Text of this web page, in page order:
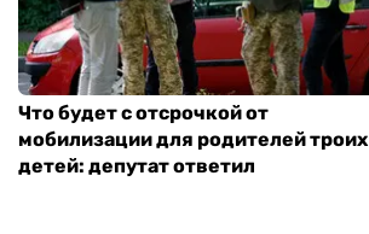
Что будет с отсрочкой от
мобилизации для родителей троих
детей: депутат ответил